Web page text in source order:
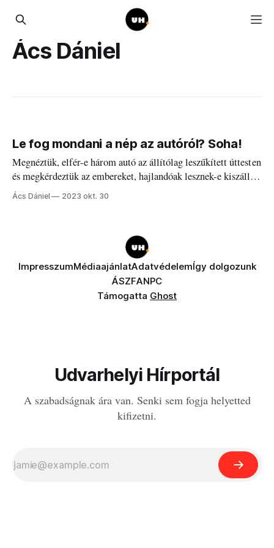
Ács Dániel
Le fog mondani a nép az autóról? Soha!
Megnéztük, elfér-e három autó az állítólag leszűkített úttesten
és megkérdeztük az embereket, hajlandóak lesznek-e kiszállni
az autóból és átpattanni a biciklire.
Ács Dániel 2023 okt. 30
ImpresszumMédiaajánlatAdatvédelemÍgy dolgozunk
ÁSZFANPC
Támogatta Ghost
Udvarhelyi Hírportál
A szabadságnak ára van. Senki sem fogja helyetted
kifizetni.